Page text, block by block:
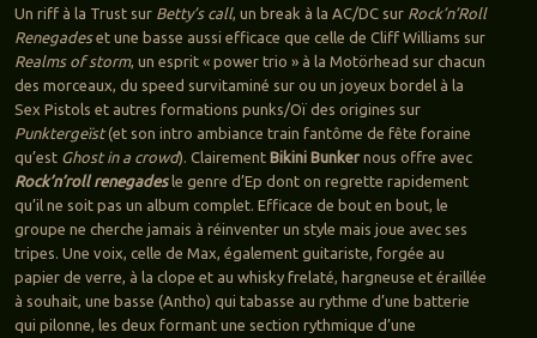
Un riff à la Trust sur Betty’s call, un break à la AC/DC sur Rock’n’Roll
Renegadeset une basse aussi efficace que celle de Cliff Williams sur
Realms of storm, un esprit « power trio » à la Motörhead sur chacun
des morceaux, du speed survitaminé sur ou un joyeux bordel à la
Sex Pistols et autres formations punks/Oï des origines sur
Punktergeïst(et son intro ambiance train fantôme de fête foraine
qu’est Ghost in a crowd). Clairement Bikini Bunkernous offre avec
Rock’n’roll renegadesle genre d’Ep dont on regrette rapidement
qu’il ne soit pas un album complet. Efficace de bout en bout, le
groupe ne cherche jamais à réinventer un style mais joue avec ses
tripes. Une voix, celle de Max, également guitariste, forgée au
papier de verre, à la clope et au whisky frelaté, hargneuse et éraillée
à souhait, une basse (Antho) qui tabasse au rythme d’une batterie
qui pilonne, les deux formant une section rythmique d’une